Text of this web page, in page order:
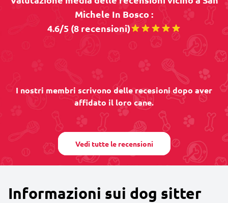
Michele In Bosco :
4.6/5 (8 recensioni)
I nostri membri scrivono delle recesioni dopo aver
affidato il loro cane.
Vedi tutte le recensioni
Informazioni sui dog sitter